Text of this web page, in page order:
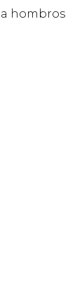
hombros